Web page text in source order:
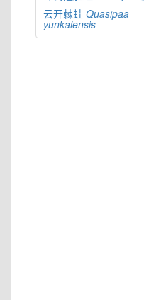
云开棘蛙 Quasipaa
yunkaiensis